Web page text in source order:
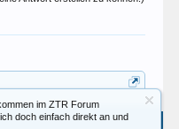
im ZTR Forum
doch einfach direkt an und
Hilfe Startseite Seitenanfang